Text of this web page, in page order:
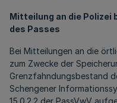
Mitteilung an die Polizei
des Passes
Bei Mitteilungen an die
zum Zwecke der
Grenzfahndungsbestand
Schengener
15.0.2.2 der PassVwV